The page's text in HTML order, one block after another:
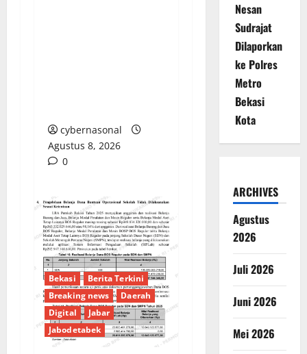
cybernasonal
Agustus 8, 2026
0
Bekasi
Berita Terkini
Breaking news
Daerah
Digital
Jabar
Jabodetabek
Nesan
Sudrajat
Dilaporkan
ke Polres
Metro
Bekasi
Kota
ARCHIVES
Agustus
2026
Juli 2026
Juni 2026
Mei 2026